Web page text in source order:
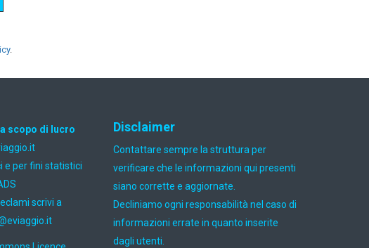
.
scopo di lucro
e per fini statistici
scrivi a
Disclaimer
Contattare sempre la struttura per
verificare che le informazioni qui presenti
siano corrette e aggiornate.
Decliniamo ogni responsabilità nel caso di
informazioni errate in quanto inserite
dagli utenti.